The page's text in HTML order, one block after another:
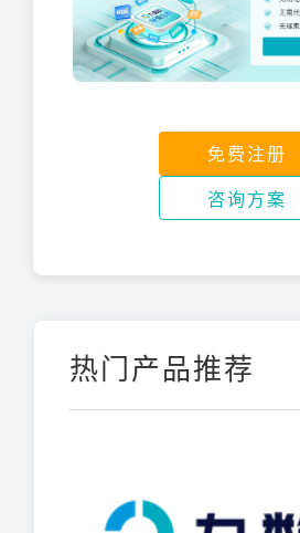
免费注册
咨询方案
热门产品推荐